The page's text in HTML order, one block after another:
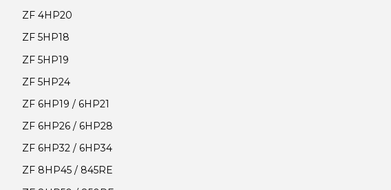
ZF 4HP20
ZF 5HP18
ZF 5HP19
ZF 5HP24
ZF 6HP19 / 6HP21
ZF 6HP26 / 6HP28
ZF 6HP32 / 6HP34
ZF 8HP45 / 845RE